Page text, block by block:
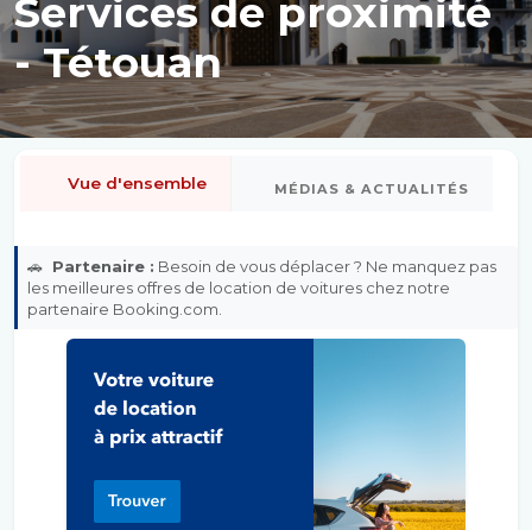
Services de proximité
- Tétouan
Vue d'ensemble MÉDIAS & ACTUALITÉS
🚗 Partenaire : Besoin de vous déplacer ? Ne manquez pas
les meilleures offres de location de voitures chez notre
partenaire Booking.com.